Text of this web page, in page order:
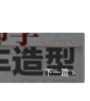
下一篇 »